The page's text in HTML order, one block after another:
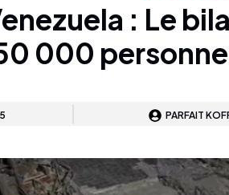
: Le
000
PARFAIT